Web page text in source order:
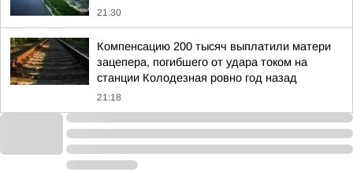
21:30
Компенсацию 200 тысяч выплатили матери
зацепера, погибшего от удара током на
станции Колодезная ровно год назад
21:18